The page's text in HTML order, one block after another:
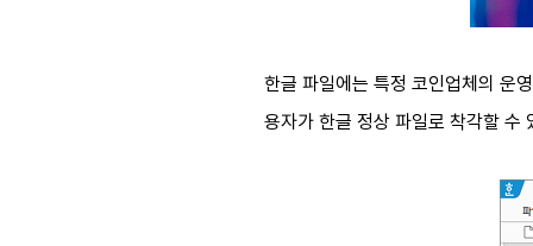
한글 파일에는 특정 코인업체의 운
용자가 한글 정상 파일로 착각할 수